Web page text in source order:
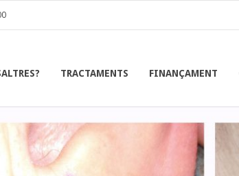
TRACTAMENTS FINANÇAMENT